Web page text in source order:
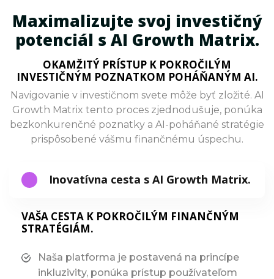
Maximalizujte svoj investičný
potenciál s AI Growth Matrix.
OKAMŽITÝ PRÍSTUP K POKROČILÝM
INVESTIČNÝM POZNATKOM POHÁŇANÝM AI.
Navigovanie v investičnom svete môže byť zložité. AI
Growth Matrix tento proces zjednodušuje, ponúka
bezkonkurenčné poznatky a AI-poháňané stratégie
prispôsobené vášmu finančnému úspechu.
Inovatívna cesta s AI Growth Matrix.
VAŠA CESTA K POKROČILÝM FINANČNÝM
STRATÉGIÁM.
Naša platforma je postavená na princípe
inkluzivity, ponúka prístup používateľom